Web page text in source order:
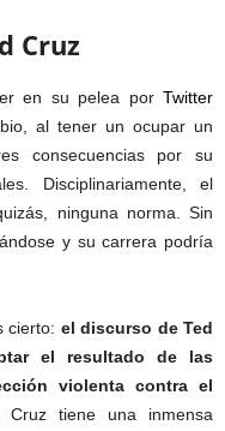
Cruz
en su pelea por Twitter
al tener un ocupar un
consecuencias por su
Disciplinariamente, el
ninguna norma. Sin
y su carrera podría
cierto: el discurso de Ted
el resultado de las
violenta contra el
tiene una inmensa